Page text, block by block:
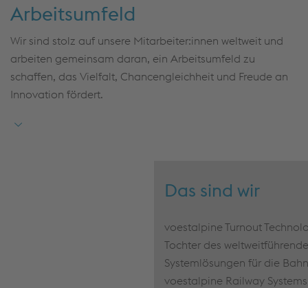
Eine Tätigkeit mit hoher Relevanz –
nachhaltige Bahninfrastruktur
Attraktive Vergütung –Haustarifvertrag mit diversen
jährlichen Sonderzahlungen: Tarifliches Zusatzgeld A
(27,5% des Monatsentgelts) und B (871€);
zusätzlich gibt es Leistungszulagen 0% - 7,5% auf
Arbeitsumfeld
Wir sind stolz auf unsere Mitarbeiter:innen weltweit und
arbeiten gemeinsam daran, ein Arbeitsumfeld zu
schaffen, das Vielfalt, Chancengleichheit und Freude an
Innovation fördert.
Das sind wir
voestalpine Turnout
Tochter des
Systemlösungen für die
voestalpine Railway